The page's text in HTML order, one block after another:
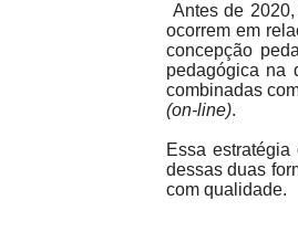
Antes de
ocorrem em
concepção
pedagógica
combinadas
(on-line).
Essa
dessas duas
com qualidade.